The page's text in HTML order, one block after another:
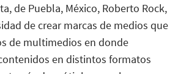
de Puebla, México, Roberto Rock,
de crear marcas de medios que
de multimedios en donde
en distintos formatos